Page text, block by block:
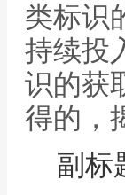
类标识
持续投
识的获
得的，
副标